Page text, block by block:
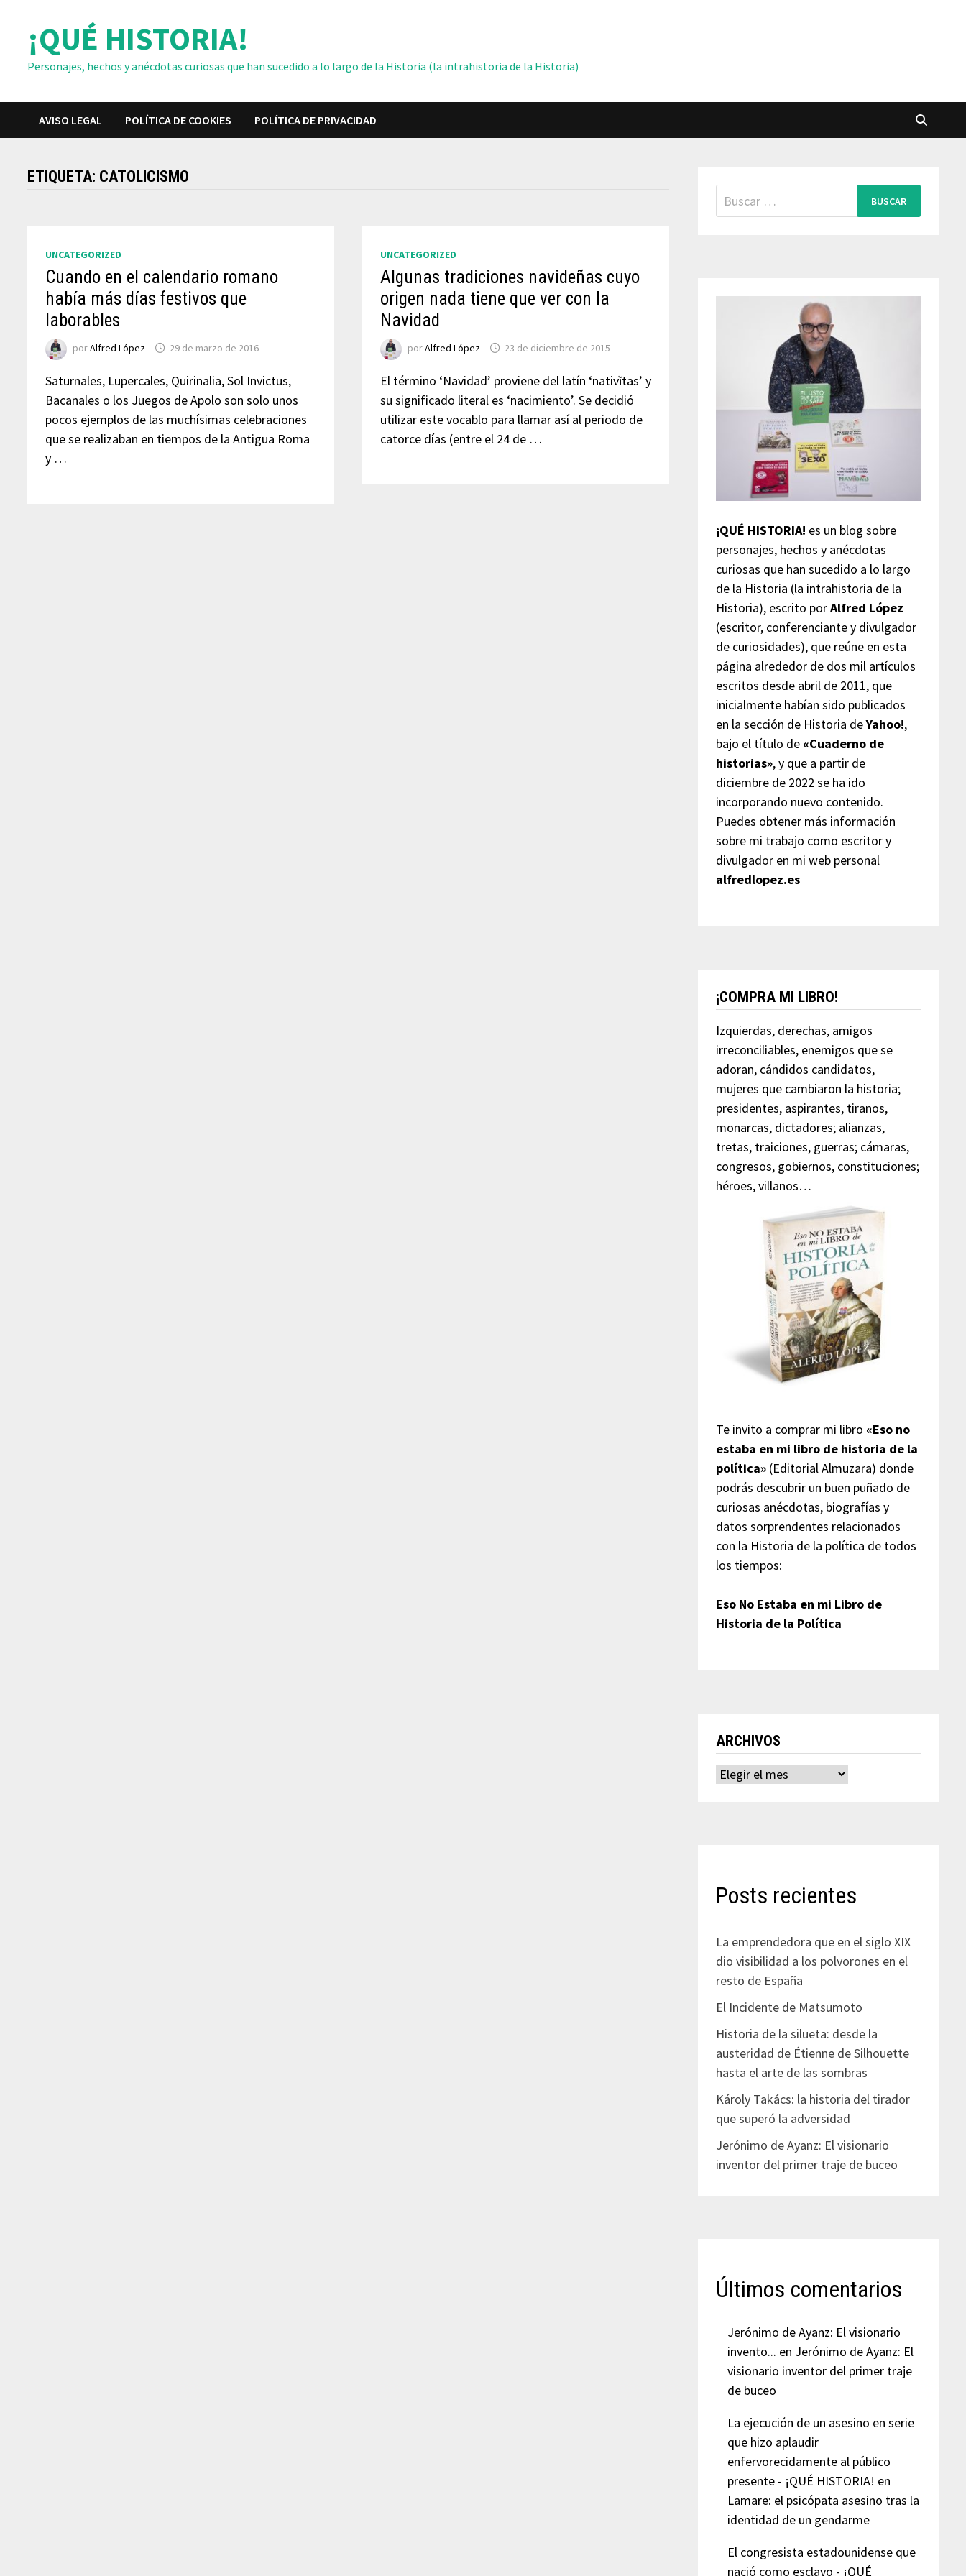
contenido¡QUÉ HISTORIA!
Personajes, hechos y anécdotas curiosas que han sucedido a lo largo de la Historia (la intrahistoria de la Historia)
AVISO LEGAL POLÍTICA DE COOKIES POLÍTICA DE PRIVACIDAD
ETIQUETA: CATOLICISMO
UNCATEGORIZED
Cuando en el calendario romano
había más días festivos que
laborables
porAlfred López 29 de marzo de 2016
Saturnales, Lupercales, Quirinalia, Sol Invictus,
Bacanales o los Juegos de Apolo son solo unos
pocos ejemplos de las muchísimas celebraciones
que se realizaban en tiempos de la Antigua Roma
y …
UNCATEGORIZED
Algunas tradiciones navideñas cuyo
origen nada tiene que ver con la
Navidad
porAlfred López 23 de diciembre de 2015
El término ‘Navidad’ proviene del latín ‘nativĭtas’ y
su significado literal es ‘nacimiento’. Se decidió
utilizar este vocablo para llamar así al periodo de
catorce días (entre el 24 de …
Buscar:
¡QUÉ HISTORIA! es un blog sobre
personajes, hechos y anécdotas
curiosas que han sucedido a lo largo
de la Historia (la intrahistoria de la
Historia), escrito porAlfred López
(escritor, conferenciante y divulgador
de curiosidades), que reúne en esta
página alrededor de dos mil artículos
escritos desde abril de 2011, que
inicialmente habían sido publicados
en la sección de Historia deYahoo!,
bajo el título de «Cuaderno de
historias», y que a partir de
diciembre de 2022 se ha ido
incorporando nuevo contenido.
Puedes obtener más información
sobre mi trabajo como escritor y
divulgador en mi web personal
alfredlopez.es
¡COMPRA MI LIBRO!
Izquierdas, derechas, amigos
irreconciliables, enemigos que se
adoran, cándidos candidatos,
mujeres que cambiaron la historia;
presidentes, aspirantes, tiranos,
monarcas, dictadores; alianzas,
tretas, traiciones, guerras; cámaras,
congresos, gobiernos, constituciones;
héroes, villanos…
Te invito a comprar mi libro «Eso no
estaba en mi libro de historia de la
política»(Editorial Almuzara) donde
podrás descubrir un buen puñado de
curiosas anécdotas, biografías y
datos sorprendentes relacionados
con la Historia de la política de todos
los tiempos:
Eso No Estaba en mi Libro de
Historia de la Política
ARCHIVOS
Archivos
Posts recientes
La emprendedora que en el siglo XIX
dio visibilidad a los polvorones en el
resto de España
El Incidente de Matsumoto
Historia de la silueta: desde la
austeridad de Étienne de Silhouette
hasta el arte de las sombras
Károly Takács: la historia del tirador
que superó la adversidad
Jerónimo de Ayanz: El visionario
inventor del primer traje de buceo
Últimos comentarios
Jerónimo de Ayanz: El visionario
invento... en Jerónimo de Ayanz: El
visionario inventor del primer traje
de buceo
La ejecución de un asesino en serie
que hizo aplaudir
enfervorecidamente al público
presente - ¡QUÉ HISTORIA! en
Lamare: el psicópata asesino tras la
identidad de un gendarme
El congresista estadounidense que
nació como esclavo - ¡QUÉ